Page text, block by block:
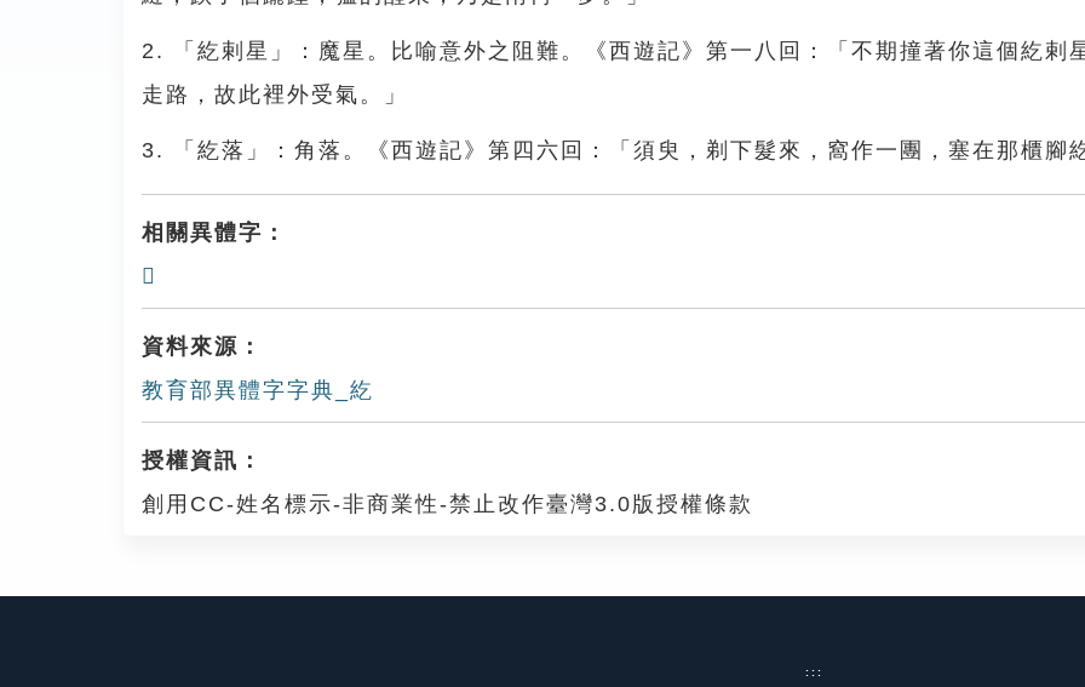
2. 「紇剌星」：魔星。比喻意外之阻難。《西遊記》第一八回：「不期撞著你這個紇剌
走路，故此裡外受氣。」
3. 「紇落」：角落。《西遊記》第四六回：「須臾，剃下髮來，窩作一團，塞在那櫃腳
相關異體字：
𥾨
資料來源：
教育部異體字字典_紇
授權資訊：
創用CC-姓名標示-非商業性-禁止改作臺灣3.0版授權條款
:::